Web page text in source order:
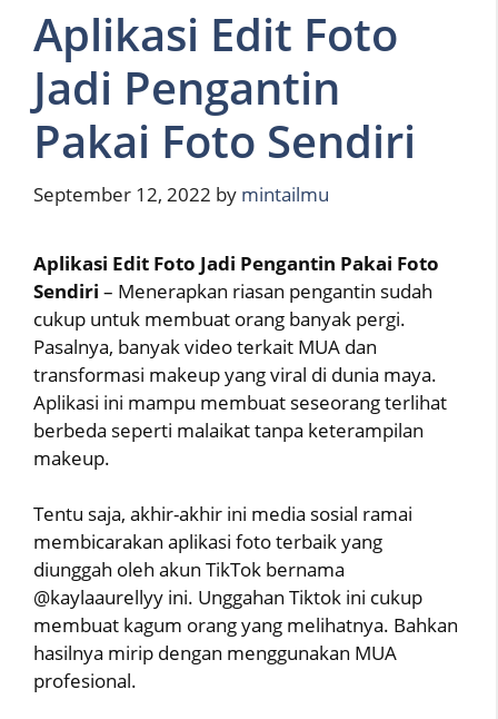
Aplikasi Edit Foto
Jadi Pengantin
Pakai Foto Sendiri
September 12, 2022 by mintailmu
Aplikasi Edit Foto Jadi Pengantin Pakai Foto
Sendiri – Menerapkan riasan pengantin sudah
cukup untuk membuat orang banyak pergi.
Pasalnya, banyak video terkait MUA dan
transformasi makeup yang viral di dunia maya.
Aplikasi ini mampu membuat seseorang terlihat
berbeda seperti malaikat tanpa keterampilan
makeup.
Tentu saja, akhir-akhir ini media sosial ramai
membicarakan aplikasi foto terbaik yang
diunggah oleh akun TikTok bernama
@kaylaaurellyy ini. Unggahan Tiktok ini cukup
membuat kagum orang yang melihatnya. Bahkan
hasilnya mirip dengan menggunakan MUA
profesional.